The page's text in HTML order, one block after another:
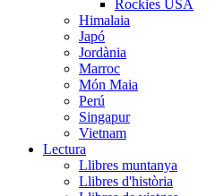
Rockies USA
Himalaia
Japó
Jordània
Marroc
Món Maia
Perú
Singapur
Vietnam
Lectura
Llibres muntanya
Llibres d'història